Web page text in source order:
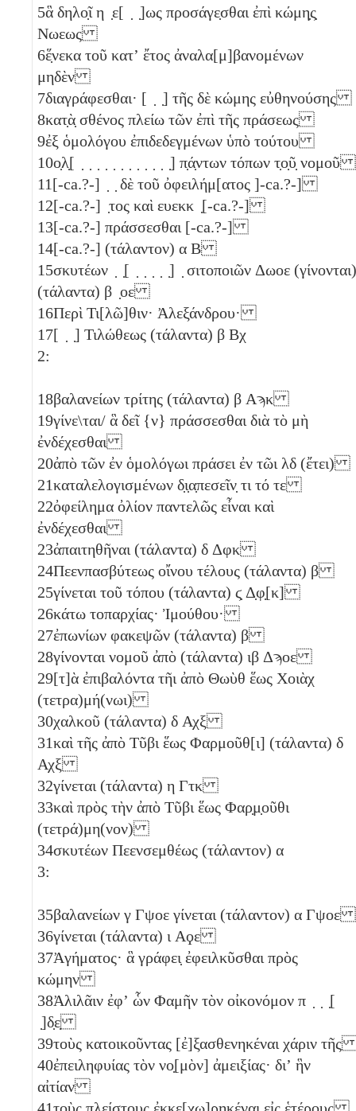
5ἃ δηλο̣ῖ η ̣ε[ ̣ ̣]ως προσάγε̣σθαι ἐπὶ κώμη̣ς̣
Νωεως
6ἕ̣νεκα τοῦ κατʼ ἔτος ἀναλα[μ]βανομένων
μηδὲν
7διαγράφεσθαι· [ ̣ ̣] τῆς δὲ κώμης εὐθηνούσης
8κατ̣ὰ̣ σθένος πλείω τῶν ἐπὶ τῆς πράσεως
9ἐξ ὁμολόγου ἐπιδεδεγμένων ὑπὸ τούτου
10ο̣λ̣[ ̣ ̣ ̣ ̣ ̣ ̣ ̣ ̣ ̣ ̣ ̣ ̣] π̣ά̣ντων τόπων τ̣ο̣ῦ̣ νομοῦ
11[-ca.?-] ̣ ̣ δὲ τοῦ ὀφειλήμ[ατος ]-ca.?-]
12[-ca.?-] ̣τος καὶ ευεκκ ̣[-ca.?-]
13[-ca.?-] πράσσεσθαι [-ca.?-]
14[-ca.?-] (τάλαντον) α Β
15σκυτέων ̣ ̣[ ̣ ̣ ̣ ̣ ̣] ̣ σιτοποιῶν Δωοε (γίνονται)
(τάλαντα) β οε
16Περὶ Τι[λῶ]θιν· Ἀλεξάνδρου·
17[ ̣ ̣] Τιλώθεως (τάλαντα) β Βχ
2:
18βαλανείων τρίτης (τάλαντα) β Αϡκ
19γίνε\ται/ ἃ δεῖ {ν} πράσσεσθαι διὰ τὸ μὴ
ἐνδέχεσθαι
20ἀπὸ τῶν ἐν ὁμολόγωι πράσει ἐν τῶι λδ (ἔτει)
21καταλελογισμένων δ̣ι̣α̣πεσεῖν̣ τι τό τε
22ὀφείλημα ὀλίον παντελῶς εἶναι καὶ
ἐνδέχεσθαι
23ἀπαιτηθῆναι (τάλαντα) δ Δφκ
24Πεενπασβύτεως οἴνου τέλους (τάλαντα) β
25γίνεται τοῦ τόπου (τάλαντα) ϛ̣ Δ̣φ̣[κ]
26κάτω τοπαρχίας· Ἰμούθου·
27ἐπωνίων φακεψῶν (τάλαντα) β
28γίνονται νομοῦ ἀπὸ (τάλαντα) ιβ Δϡοε
29[τ]ὰ ἐπιβαλόντα τῆι ἀπὸ Θωὺθ ἕως Χοιὰχ
(τετρα)μή(νωι)
30χαλκοῦ (τάλαντα) δ Αχξ
31καὶ τῆς ἀπὸ Τῦβι ἕως Φαρμοῦθ[ι] (τάλαντα) δ
Αχξ
32γίνεται (τάλαντα) η Γτκ
33καὶ πρὸς τὴν ἀπὸ Τῦβι ἕως Φαρ̣μ̣οῦθι
(τετρά)μη(νον)
34σκυτέων Πεενσεμθέως (τάλαντον) α
3:
35βαλανείων γ Γψοε γίνεται (τάλαντον) α Γψοε
36γίνεται (τάλαντα) ι Αϙε
37Ἀγήματος· ἃ γράφει̣ ἐφειλκῦσθαι πρὸς
κώμην
38Ἀλιλᾶιν ἐφʼ ὧν Φαμῆν τὸν οἰκονόμον π ̣ ̣ ̣[
̣]δ̣ε̣
39τοὺς κατοικοῦντας [ἐ]ξασθενηκέναι χάριν
40ἐπειληφυίας τὸν νο̣[μὸν] ἀμειξίας· διʼ ἣν
αἰτίαν
41τοὺς πλείστους ἐκκε̣[χω]ρ̣η̣κέναι εἰς ἑτέρους